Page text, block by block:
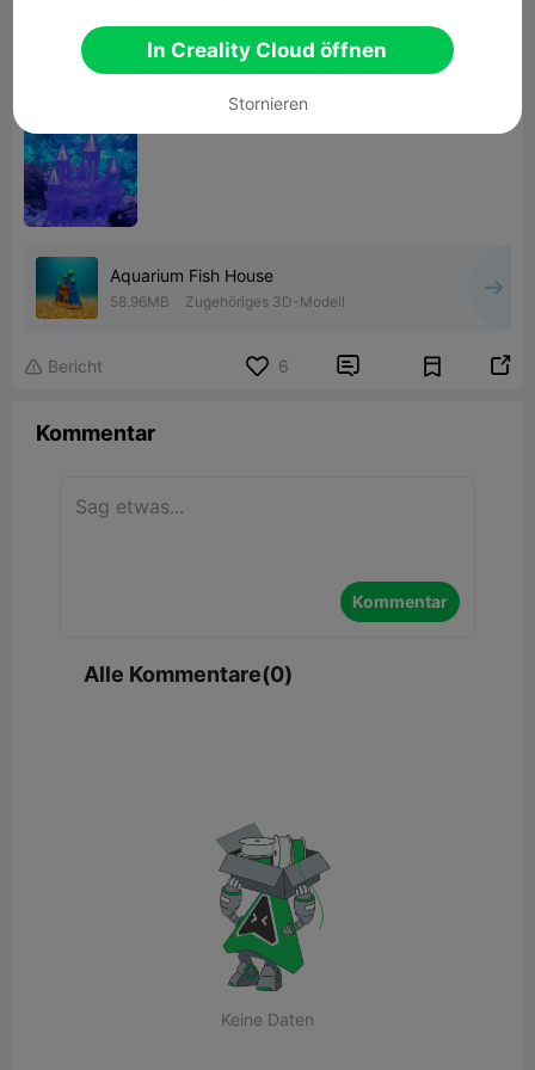
Aquarium Fish House
58.96MB Zugehöriges 3D-Modell
 Bericht 6  
Kommentar
Kommentar
Alle Kommentare(0)
Keine Daten
In Creality Cloud öffnen
Stornieren